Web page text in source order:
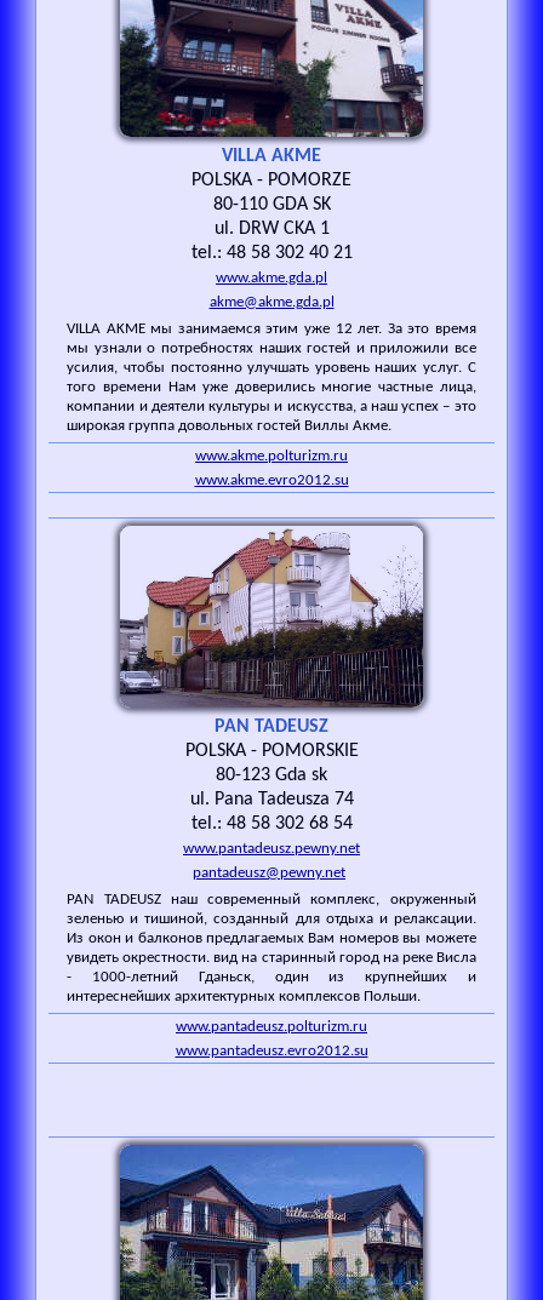
VILLA AKME
POLSKA - POMORZE
80-110 GDA SK
ul. DRW CKA 1
tel.: 48 58 302 40 21
www.akme.gda.pl
akme@akme.gda.pl
VILLA AKME мы занимаемся этим уже 12 лет. За это время
мы узнали о потребностях наших гостей и приложили все
усилия, чтобы постоянно улучшать уровень наших услуг. С
того времени Нам уже доверились многие частные лица,
компании и деятели культуры и искусства, а наш успех – это
широкая группа довольных гостей Виллы Акме.
www.akme.polturizm.ru
www.akme.evro2012.su
PAN TADEUSZ
POLSKA - POMORSKIE
80-123 Gda sk
ul. Pana Tadeusza 74
tel.: 48 58 302 68 54
www.pantadeusz.pewny.net
pantadeusz@pewny.net
PAN TADEUSZ наш современный комплекс, окруженный
зеленью и тишиной, созданный для отдыха и релаксации.
Из окон и балконов предлагаемых Вам номеров вы можете
увидеть окрестности. вид на старинный город на реке Висла
- 1000-летний Гданьск, один из крупнейших и
интереснейших архитектурных комплексов Польши.
www.pantadeusz.polturizm.ru
www.pantadeusz.evro2012.su